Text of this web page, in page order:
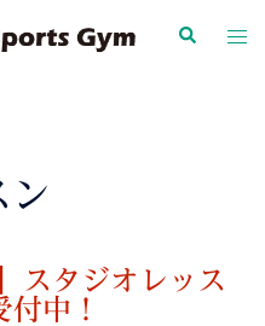
ン
スタジオレッス
付中！